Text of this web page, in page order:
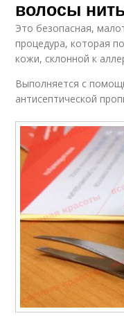
волосы
Это безопасная,
процедура, которая
кожи, склонной к
Выполняется с
антисептической